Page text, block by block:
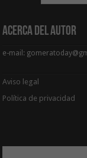
Acerca del Autor
e-mail:
Aviso legal
Política de privacidad